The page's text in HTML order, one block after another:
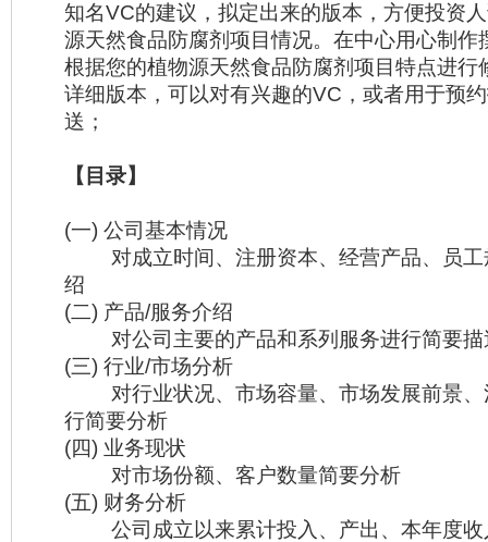
知名VC的建议，拟定出来的版本，方便投资
源天然食品防腐剂项目情况。在中心用心制作
根据您的植物源天然食品防腐剂项目特点进行
详细版本，可以对有兴趣的VC，或者用于预
送；
【目录】
(一) 公司基本情况
对成立时间、注册资本、经营产品、员工
绍
(二) 产品/服务介绍
对公司主要的产品和系列服务进行简要描
(三) 行业/市场分析
对行业状况、市场容量、市场发展前景、
行简要分析
(四) 业务现状
对市场份额、客户数量简要分析
(五) 财务分析
公司成立以来累计投入、产出、本年度收